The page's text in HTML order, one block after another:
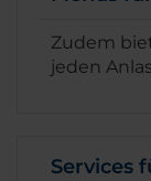
Zudem
jeden
Services